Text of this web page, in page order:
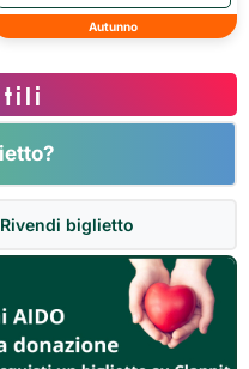
Autunno
Rivendi biglietto